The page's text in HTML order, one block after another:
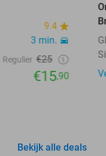
9.4
3 min.
Regulier €25
€15,90
Bekijk alle deals